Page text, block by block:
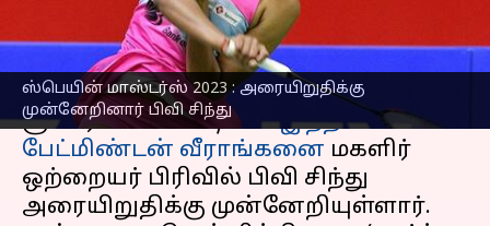
ஸ்பெயின் மாஸ்டர்ஸ் 2023 : அரையிறுதிக்கு
முன்னேறினார் பிவி சிந்து
செய்தி முன்னோட்டம்
ஸ்பெயின் மாஸ்டர்ஸ் 2023 பிடபிள்யுஎப்
சூப்பர் 300 போட்டியில்இந்திய
பேட்மிண்டன் வீராங்கனை மகளிர்
ஒற்றையர் பிரிவில் பிவி சிந்து
அரையிறுதிக்கு முன்னேறியுள்ளார்.